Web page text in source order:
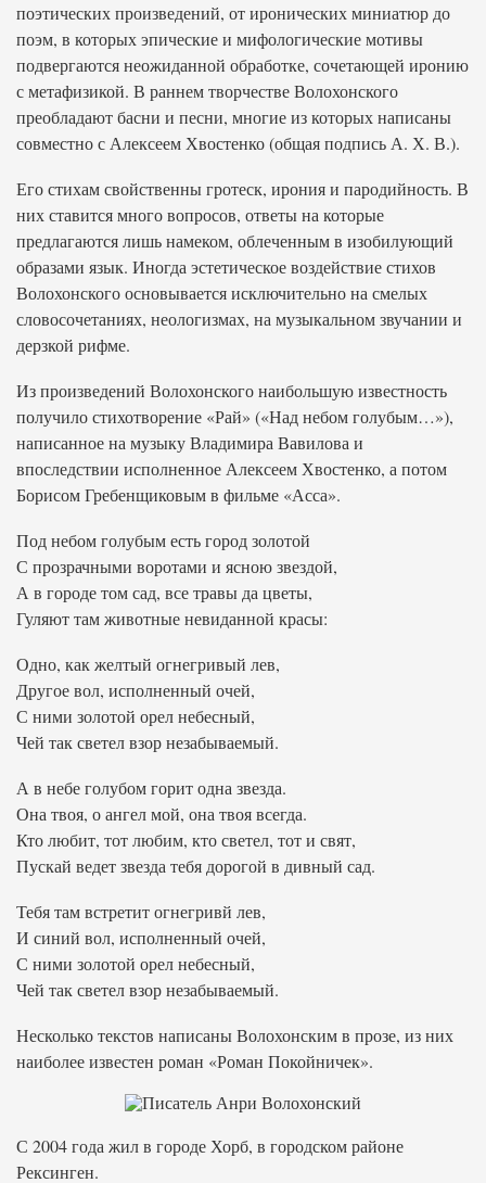
поэтических произведений, от иронических миниатюр до
поэм, в которых эпические и мифологические мотивы
подвергаются неожиданной обработке, сочетающей иронию
с метафизикой. В раннем творчестве Волохонского
преобладают басни и песни, многие из которых написаны
совместно с Алексеем Хвостенко (общая подпись А. Х. В.).
Его стихам свойственны гротеск, ирония и пародийность. В
них ставится много вопросов, ответы на которые
предлагаются лишь намеком, облеченным в изобилующий
образами язык. Иногда эстетическое воздействие стихов
Волохонского основывается исключительно на смелых
словосочетаниях, неологизмах, на музыкальном звучании и
дерзкой рифме.
Из произведений Волохонского наибольшую известность
получило стихотворение «Рай» («Над небом голубым…»),
написанное на музыку Владимира Вавилова и
впоследствии исполненное Алексеем Хвостенко, а потом
Борисом Гребенщиковым в фильме «Асса».
Под небом голубым есть город золотой
С прозрачными воротами и ясною звездой,
А в городе том сад, все травы да цветы,
Гуляют там животные невиданной красы:
Одно, как желтый огнегривый лев,
Другое вол, исполненный очей,
С ними золотой орел небесный,
Чей так светел взор незабываемый.
А в небе голубом горит одна звезда.
Она твоя, о ангел мой, она твоя всегда.
Кто любит, тот любим, кто светел, тот и свят,
Пускай ведет звезда тебя дорогой в дивный сад.
Тебя там встретит огнегривй лев,
И синий вол, исполненный очей,
С ними золотой орел небесный,
Чей так светел взор незабываемый.
Несколько текстов написаны Волохонским в прозе, из них
наиболее известен роман «Роман Покойничек».
С 2004 года жил в городе Хорб, в городском районе
Рексинген.